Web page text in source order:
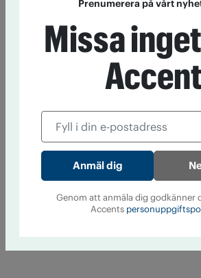
Prenumerera på vårt
Missa
Accent
Genom att anmäla dig godkänner
Accents